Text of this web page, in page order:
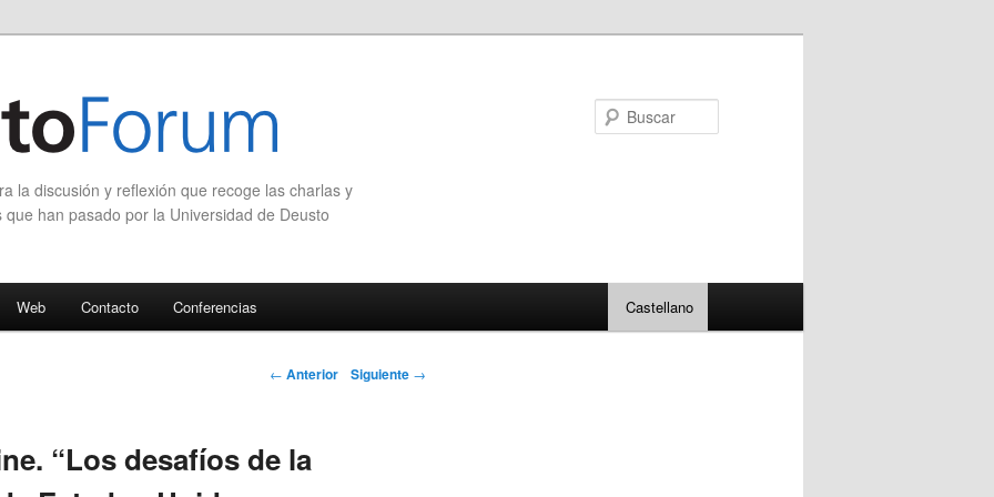
la discusión y reflexión que recoge las charlas y
han pasado por la Universidad de Deusto
Web Contacto Conferencias Castellano
Navegación de
← Anterior Siguiente →
“Los desafíos de la